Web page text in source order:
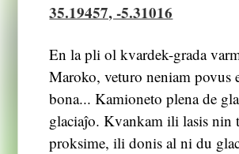
35.19457, -5.31016
En la pli ol kvardek-grada
Maroko, veturo neniam povus
bona... Kamioneto plena de
glaciaĵo. Kvankam ili lasis nin
proksime, ili donis al ni du